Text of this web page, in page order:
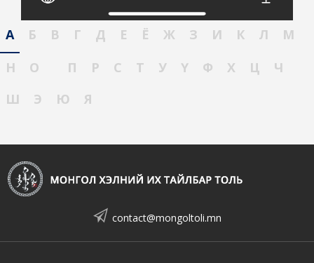
А Б В Г Д Е Ё Ж З И К Л
М
Н
О П Р С Т У Ү Ф Х Ц
Ч
Ш
Э Ю Я
contact@mongoltoli.mn